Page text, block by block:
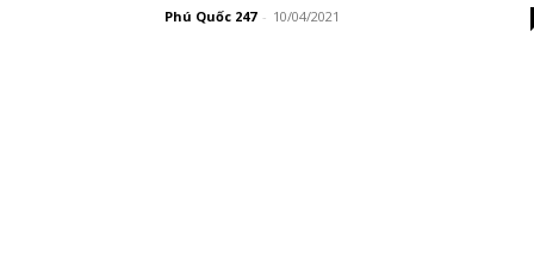
Phú Quốc 247 - 10/04/2021